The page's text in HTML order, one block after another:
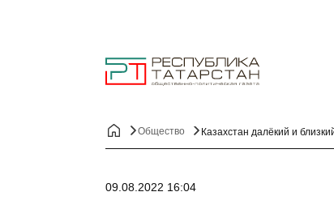
Общество Казахстан далёкий и
09.08.2022 16:04